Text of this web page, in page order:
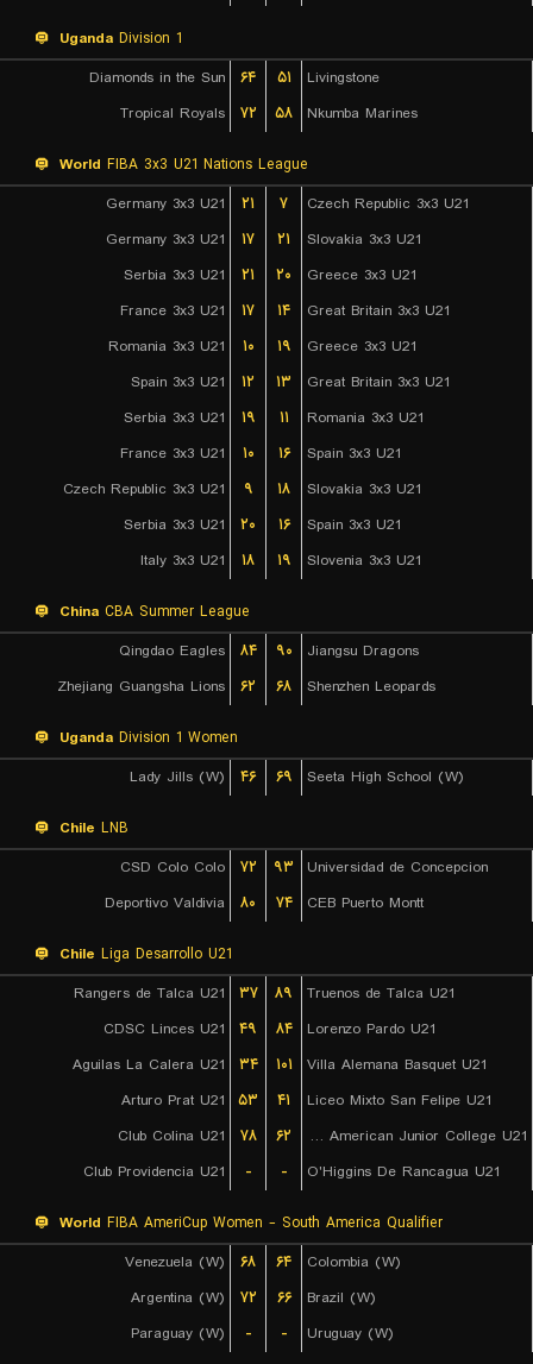
Uganda Division 1
Diamonds in the Sun
۶۴ ۵۱
Livingstone
Tropical Royals
۷۲ ۵۸ Nkumba Marines
World FIBA 3x3 U21 Nations League
Germany 3x3 U21
۲۱ ۷
Czech Republic 3x3 U21
Germany 3x3 U21
۱۷ ۲۱
Slovakia 3x3 U21
Serbia 3x3 U21
۲۱ ۲۰
Greece 3x3 U21
France 3x3 U21
۱۷ ۱۴
Great Britain 3x3 U21
Romania 3x3 U21
۱۰ ۱۹
Greece 3x3 U21
Spain 3x3 U21
۱۲ ۱۳
Great Britain 3x3 U21
Serbia 3x3 U21
۱۹ ۱۱
Romania 3x3 U21
France 3x3 U21
۱۰ ۱۶
Spain 3x3 U21
Czech Republic 3x3 U21
۹ ۱۸
Slovakia 3x3 U21
Serbia 3x3 U21
۲۰ ۱۶
Spain 3x3 U21
Italy 3x3 U21
۱۸ ۱۹ Slovenia 3x3 U21
China CBA Summer League
Qingdao Eagles
۸۴ ۹۰
Jiangsu Dragons
Zhejiang Guangsha Lions
۶۲ ۶۸ Shenzhen Leopards
Uganda Division 1 Women
Lady Jills (W)
۴۶ ۶۹ Seeta High School (W)
Chile LNB
CSD Colo Colo
۷۲ ۹۳
Universidad de Concepcion
Deportivo Valdivia
۸۰ ۷۴ CEB Puerto Montt
Chile Liga Desarrollo U21
Rangers de Talca U21
۳۷ ۸۹
Truenos de Talca U21
CDSC Linces U21
۴۹ ۸۴
Lorenzo Pardo U21
Aguilas La Calera U21
۳۴ ۱۰۱
Villa Alemana Basquet U21
Arturo Prat U21
۵۳ ۴۱
Liceo Mixto San Felipe U21
Club Colina U21
۷۸ ۶۲
CD American Junior College U21
Club Providencia U21
- - O'Higgins De Rancagua U21
World FIBA AmeriCup Women - South America Qualifier
Venezuela (W)
۶۸ ۶۴
Colombia (W)
Argentina (W)
۷۲ ۶۶
Brazil (W)
Paraguay (W)
- - Uruguay (W)